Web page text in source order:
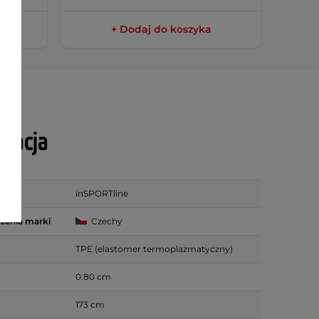
+ Dodaj do koszyka
inSPORTline
marki Czechy
TPE (elastomer termoplazmatyczny)
0.80 cm
173 cm